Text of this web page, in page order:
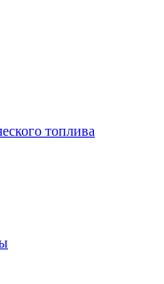
топлива